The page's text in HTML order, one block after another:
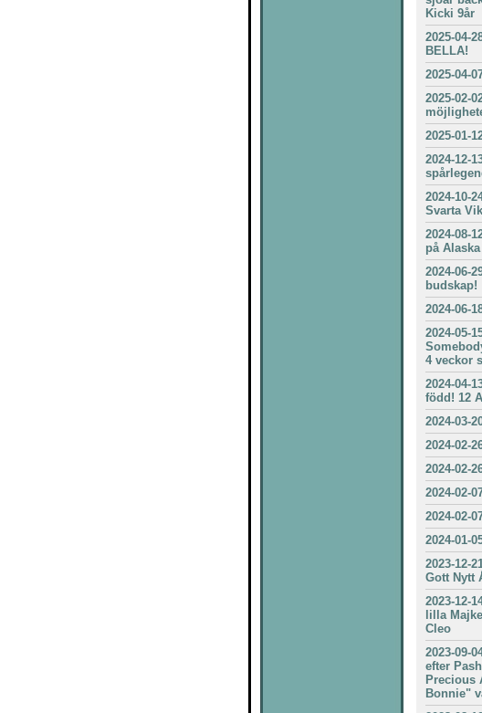
Kicki 9år
2025-04-
BELLA!
2025-04-
2025-02-
2025-01-
2024-12-
2024-10-
Svarta
2024-08-
på Alaska
2024-06-
budskap!
2024-06-
2024-05-
4 veckor
2024-04-
född! 12
2024-03-
2024-02-
2024-02-
2024-02-
2024-02-
2024-01-
2023-12-
Gott Nytt
2023-12-
lilla
Cleo
2023-09-
efter
Precious
Bonnie"